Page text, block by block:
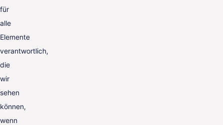
für
alle
Elemente
verantwortlich,
die
wir
sehen
können,
wenn